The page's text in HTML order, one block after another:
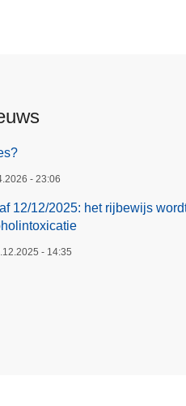
- 23:06
12/12/2025: het rijbewijs
- 14:35